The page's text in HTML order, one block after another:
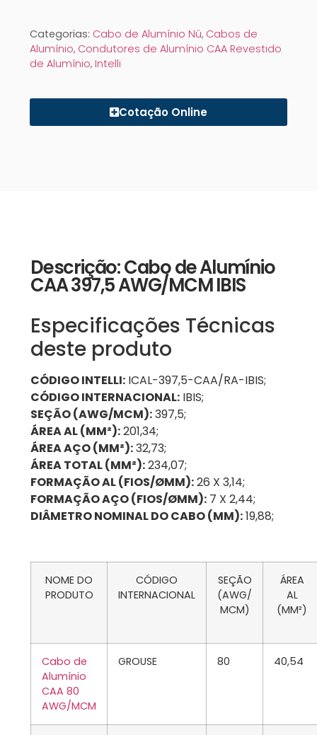
Categorias: Cabo de Alumínio Nú, Cabos de
Alumínio, Condutores de Alumínio CAA Revestido
de Alumínio, Intelli
Cotação Online
Descrição: Cabo de Alumínio
CAA 397,5 AWG/MCM IBIS
Especificações Técnicas
deste produto
CÓDIGO INTELLI: ICAL-397,5-CAA/RA-IBIS;
CÓDIGO INTERNACIONAL: IBIS;
SEÇÃO (AWG/MCM):397,5;
ÁREA AL (MM²):201,34;
ÁREA AÇO (MM²):32,73;
ÁREA TOTAL (MM²):234,07;
FORMAÇÃO AL (FIOS/ØMM):26 X 3,14;
FORMAÇÃO AÇO (FIOS/ØMM): 7 X 2,44;
DIÂMETRO NOMINAL DO CABO (MM):19,88;
NOME DO
PRODUTO
CÓDIGO
INTERNACIONAL
SEÇÃO
(AWG/
MCM)
ÁREA
AL
(MM²)
Cabo de
Alumínio
CAA 80
AWG/MCM
GROUSE 80 40,54